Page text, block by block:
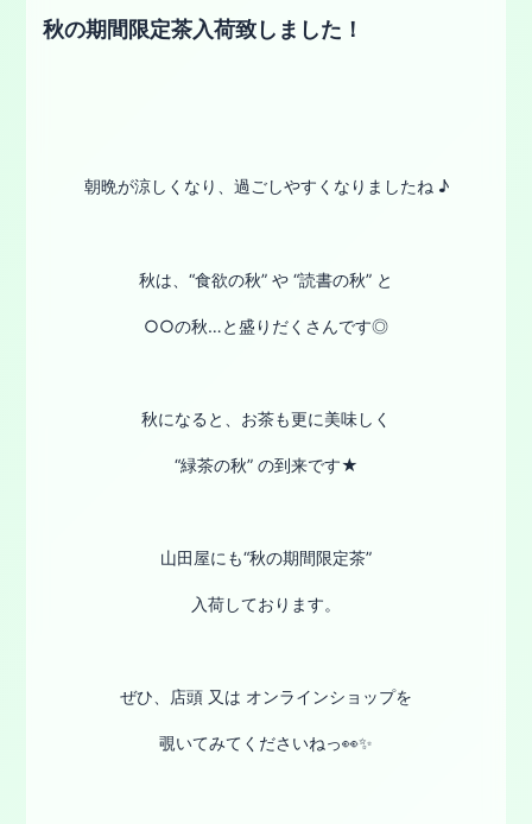
秋の期間限定茶入荷致しました！
朝晩が涼しくなり、過ごしやすくなりましたね ♪
秋は、“食欲の秋” や “読書の秋” と
○○の秋…と盛りだくさんです◎
秋になると、お茶も更に美味しく
“緑茶の秋” の到来です★
山田屋にも“秋の期間限定茶”
入荷しております。
ぜひ、店頭 又は オンラインショップを
覗いてみてくださいねっ👀✨